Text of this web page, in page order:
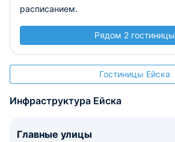
расписанием.
Рядом 2 гостиницы
Гостиницы Ейска
Инфраструктура Ейска
Главные улицы